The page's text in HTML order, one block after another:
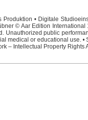
Produktion • Digitale
© Aar Edition
Unauthorized public
medical or educational use.
– Intellectual Property Rights